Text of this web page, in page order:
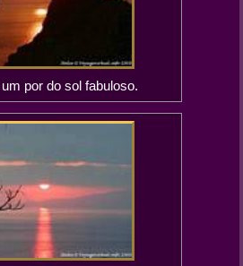
por do sol fabuloso.